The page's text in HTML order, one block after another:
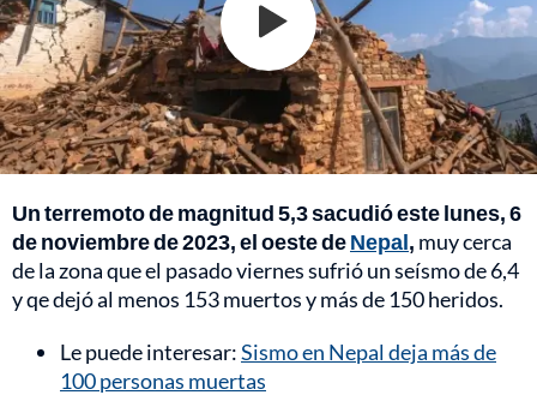
Un terremoto de magnitud 5,3 sacudió este lunes, 6
de noviembre de 2023, el oeste deNepal, muy cerca
de la zona que el pasado viernes sufrió un seísmo de 6,4
y qe dejó al menos 153 muertos y más de 150 heridos.
Le puede interesar:Sismo en Nepal deja más de
100 personas muertas